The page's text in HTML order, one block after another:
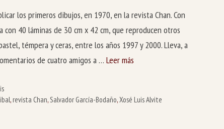
los primeros dibujos, en 1970, en la revista Chan. Con
40 láminas de 30 cm x 42 cm, que reproducen otros
témpera y ceras, entre los años 1997 y 2000. Lleva, a
de cuatro amigos a … Leer más
,revista Chan,Salvador García-Bodaño,Xosé Luis Alvite